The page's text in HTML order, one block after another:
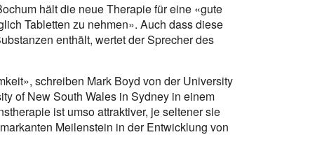
hält die neue Therapie für eine «gute
Tabletten zu nehmen». Auch dass diese
enthält, wertet der Sprecher des
schreiben Mark Boyd von der University
of New South Wales in Sydney in einem
ist umso attraktiver, je seltener sie
Meilenstein in der Entwicklung von